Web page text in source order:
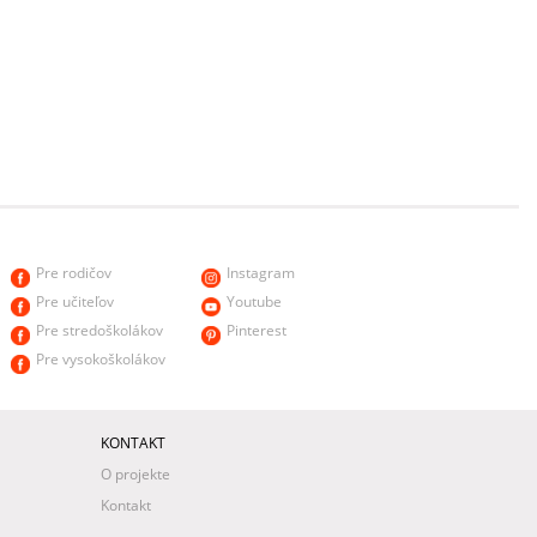
Pre rodičov
Pre učiteľov
Pre stredoškolákov
Pre vysokoškolákov
Instagram
Youtube
Pinterest
KONTAKT
O projekte
Kontakt